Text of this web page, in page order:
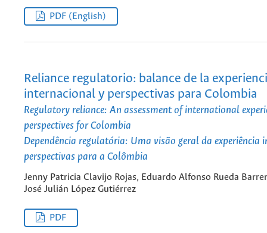
PDF (English)
Reliance regulatorio: balance de la
internacional y perspectivas para Colombia
Regulatory reliance: An assessment of international
perspectives for Colombia
Dependência regulatória: Uma visão geral da experiência
perspectivas para a Colômbia
Jenny Patricia Clavijo Rojas, Eduardo Alfonso Rueda
José Julián López Gutiérrez
PDF